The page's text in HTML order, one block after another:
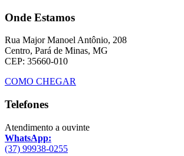
Onde Estamos
Rua Major Manoel Antônio, 208
Centro, Pará de Minas, MG
CEP: 35660-010
COMO CHEGAR
Telefones
Atendimento a ouvinte
WhatsApp:
(37) 99938-0255